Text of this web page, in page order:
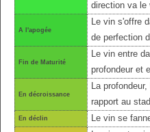
direction va le
A l'apogée
Le vin s'offre
de perfection
Fin de Maturité
Le vin entre
profondeur et
En décroissance
La
rapport au
En déclin Le vin se